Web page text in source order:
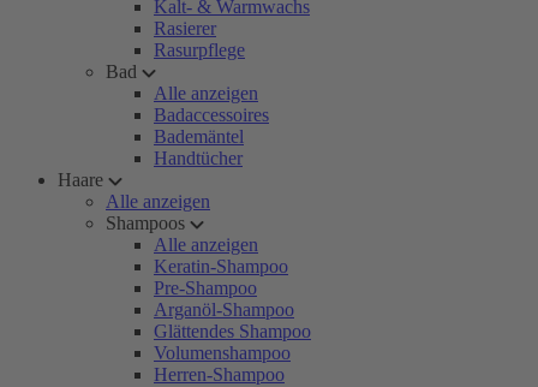
Kalt- & Warmwachs
Rasierer
Rasurpflege
Bad
Alle anzeigen
Badaccessoires
Bademäntel
Handtücher
Haare
Alle anzeigen
Shampoos
Alle anzeigen
Keratin-Shampoo
Pre-Shampoo
Arganöl-Shampoo
Glättendes Shampoo
Volumenshampoo
Herren-Shampoo